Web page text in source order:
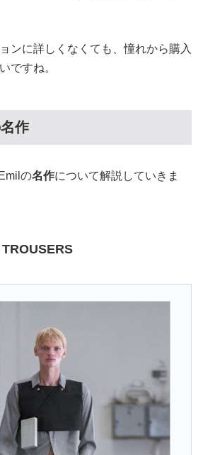
ンに詳しくなくても、憧れから購入
ですね。
作
の名作について解説していきま